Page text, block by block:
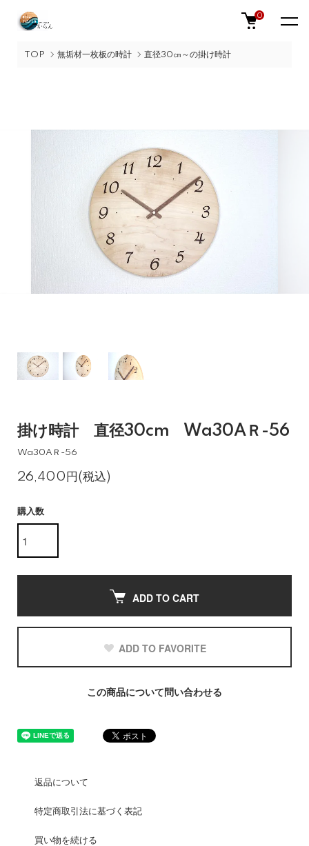
0
TOP 無垢材一枚板の時計 直径30㎝～の掛け時計
掛け時計 直径30cm Wa30AＲ-56
Wa30AＲ-56
26,400円(税込)
購入数
ADD TO CART
ADD TO FAVORITE
この商品について問い合わせる
返品について
特定商取引法に基づく表記
買い物を続ける